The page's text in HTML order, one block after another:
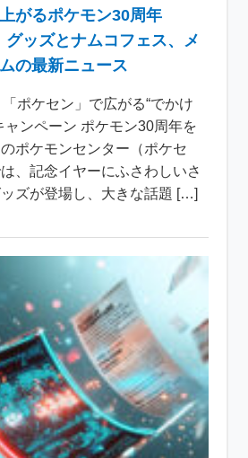
がるポケモン30周年
ッズとナムコフェス、メ
の最新ニュース
ポケセン」で広がる“でかけ
ャンペーン ポケモン30周年を
ポケモンセンター（ポケセ
、記念イヤーにふさわしいさ
ズが登場し、大きな話題 […]